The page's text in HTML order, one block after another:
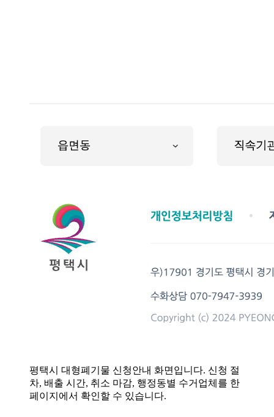
평택시 대형폐기물 신청안내 화면입니다. 신청 절
차, 배출 시간, 취소 마감, 행정동별 수거업체를 한
페이지에서 확인할 수 있습니다.